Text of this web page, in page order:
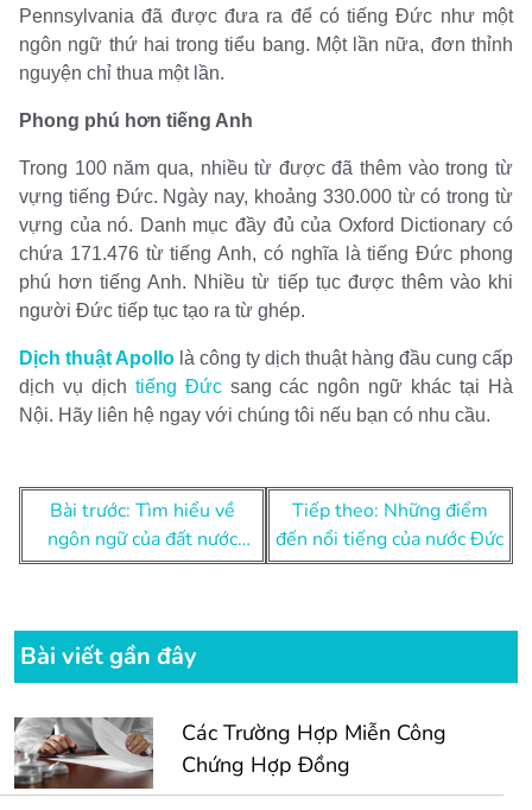
Pennsylvania đã được đưa ra để có tiếng Đức như một
ngôn ngữ thứ hai trong tiểu bang. Một lần nữa, đơn thỉnh
nguyện chỉ thua một lần.
Phong phú hơn tiếng Anh
Trong 100 năm qua, nhiều từ được đã thêm vào trong từ
vựng tiếng Đức. Ngày nay, khoảng 330.000 từ có trong từ
vựng của nó. Danh mục đầy đủ của Oxford Dictionary có
chứa 171.476 từ tiếng Anh, có nghĩa là tiếng Đức phong
phú hơn tiếng Anh. Nhiều từ tiếp tục được thêm vào khi
người Đức tiếp tục tạo ra từ ghép.
Dịch thuật Apollo là công ty dịch thuật hàng đầu cung cấp
dịch vụ dịch tiếng Đứcsang các ngôn ngữ khác tại Hà
Nội. Hãy liên hệ ngay với chúng tôi nếu bạn có nhu cầu.
Điều
hướng
bài
Bài trước: Tìm hiểu về
ngôn ngữ của đất nước
Canada
Tiếp theo: Những điểm
đến nổi tiếng của nước Đức
Bài viết gần đây
Các Trường Hợp Miễn Công
Chứng Hợp Đồng